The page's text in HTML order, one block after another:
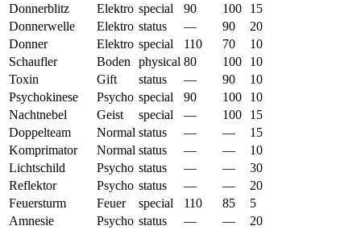
Donnerblitz
Elektro special 90 100
15
Donnerwelle
Elektro status — 90
20
Donner
Elektro special 110 70
10
Schaufler
Boden physical 80 100
10
Toxin
Gift status — 90
10
Psychokinese
Psycho special 90 100
10
Nachtnebel
Geist special — 100
15
Doppelteam
Normal status — —
15
Komprimator
Normal status — —
10
Lichtschild
Psycho status — —
30
Reflektor
Psycho status — —
20
Feuersturm
Feuer special 110 85
5
Amnesie
Psycho status — —
20